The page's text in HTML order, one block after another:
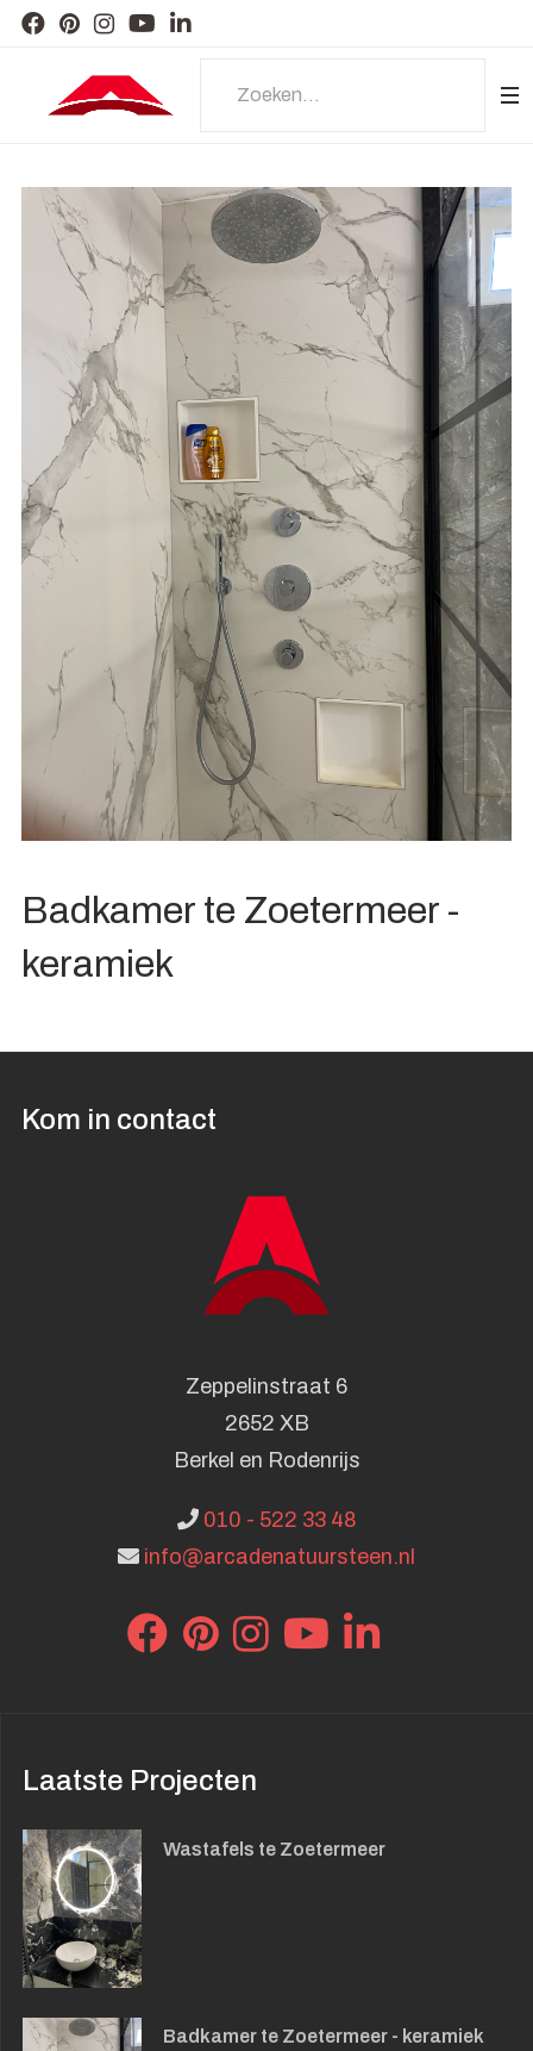
Badkamer te Zoetermeer -
keramiek
Kom in contact
Zeppelinstraat 6
2652 XB
Berkel en Rodenrijs
010 - 522 33 48
info@arcadenatuursteen.nl
Laatste Projecten
Wastafels te Zoetermeer
Badkamer te Zoetermeer - keramiek